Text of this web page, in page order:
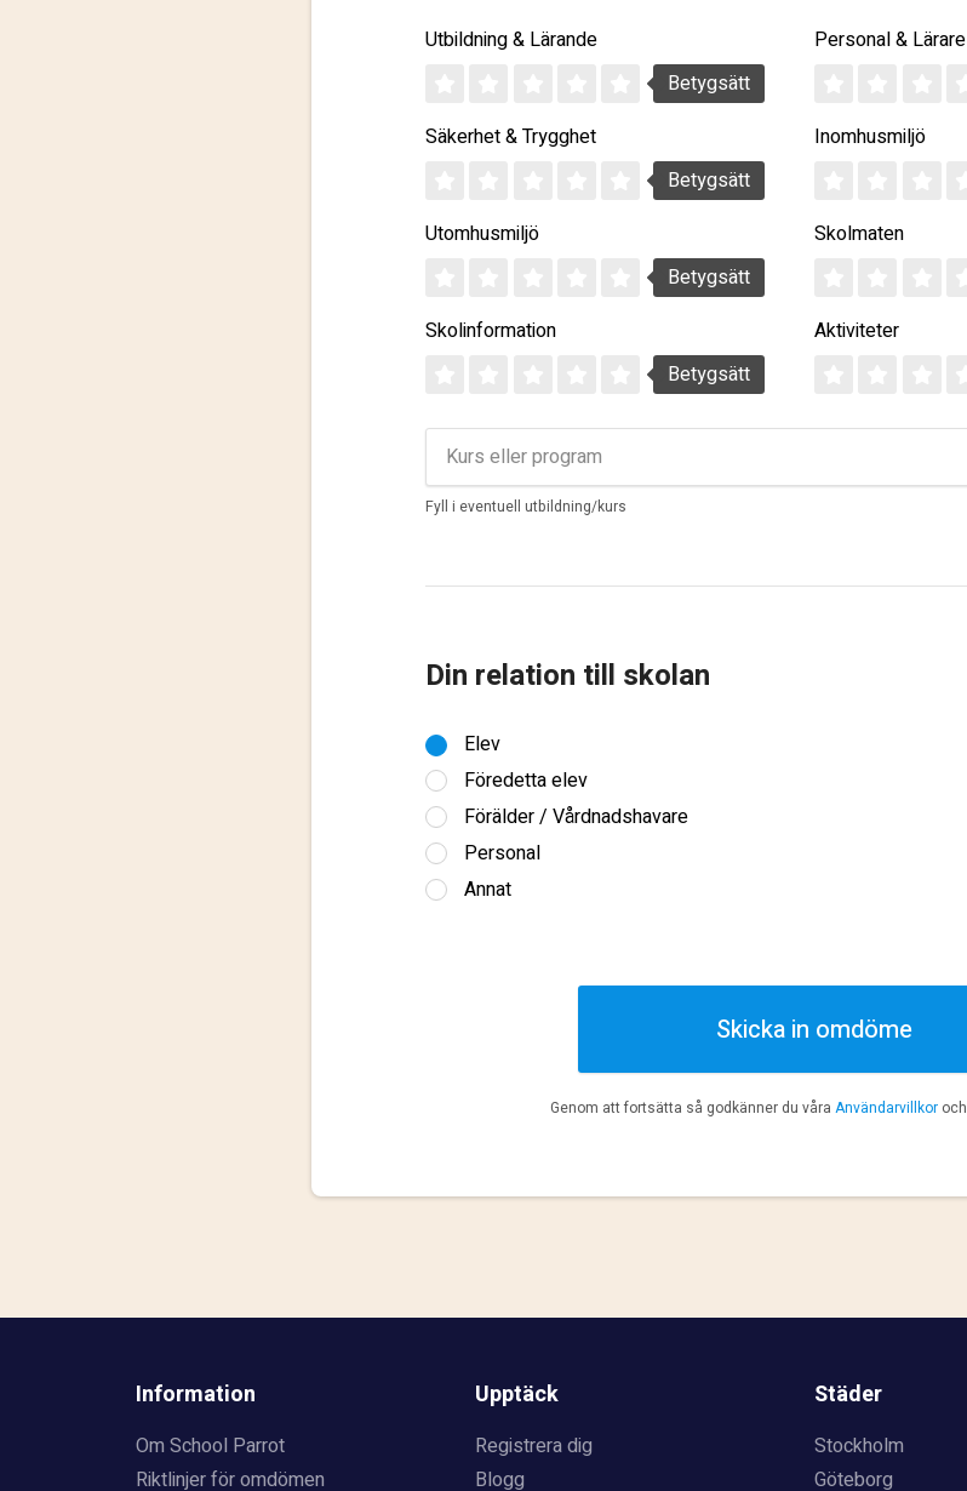
Utbildning & Lärande
Betygsätt
Personal & Lärare
Säkerhet & Trygghet
Betygsätt
Inomhusmiljö
Utomhusmiljö
Betygsätt
Skolmaten
Skolinformation
Betygsätt
Aktiviteter
Fyll i eventuell utbildning/kurs
Din relation till skolan
Elev
Föredetta elev
Förälder / Vårdnadshavare
Personal
Annat
Skicka in omdöme
Genom att fortsätta så godkänner du våra Användarvillkoroch
Information
Om School Parrot
Riktlinjer för omdömen
Upptäck
Registrera dig
Blogg
Städer
Stockholm
Göteborg